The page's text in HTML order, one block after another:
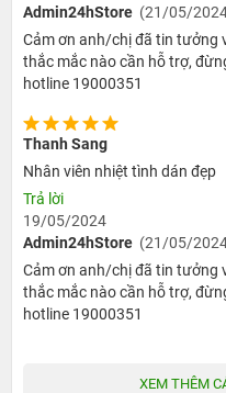
Admin24hStore (21/05/
Cảm ơn anh/chị đã tin tưởng
thắc mắc nào cần hỗ trợ,
hotline 19000351
Thanh Sang
Nhân viên nhiệt tình dán đẹp
Trả lời
19/05/2024
Admin24hStore (21/05/
Cảm ơn anh/chị đã tin tưởng
thắc mắc nào cần hỗ trợ,
hotline 19000351
XEM THÊM